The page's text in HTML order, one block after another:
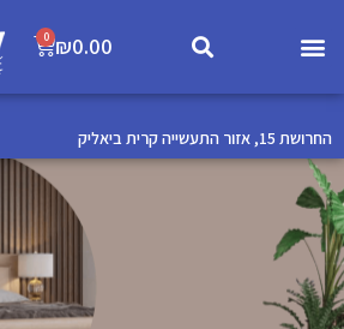
₪0.00
0
החרושת 15, אזור התעשייה קרית ביאליק